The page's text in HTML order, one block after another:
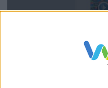
O abalo foi de 3,6 na